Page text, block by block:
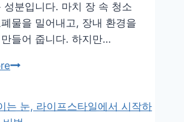
성분입니다. 마치 장 속 청소
물을 밀어내고, 장내 환경을
들어 줍니다. 하지만…
매
볍